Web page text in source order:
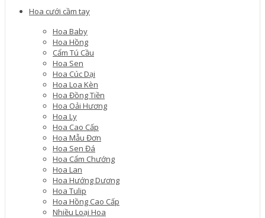
Hoa cưới cầm tay
Hoa Baby
Hoa Hồng
Cẩm Tú Cầu
Hoa Sen
Hoa Cúc Dại
Hoa Loa Kèn
Hoa Đồng Tiền
Hoa Oải Hương
Hoa Ly
Hoa Cao Cấp
Hoa Mẫu Đơn
Hoa Sen Đá
Hoa Cẩm Chướng
Hoa Lan
Hoa Hướng Dương
Hoa Tulip
Hoa Hồng Cao Cấp
Nhiều Loại Hoa